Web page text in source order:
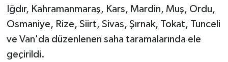
Iğdır, Kahramanmaraş, Kars, Mardin, Muş, Ordu,
Osmaniye, Rize, Siirt, Sivas, Şırnak, Tokat, Tunceli
ve Van'da düzenlenen saha taramalarında ele
geçirildi.